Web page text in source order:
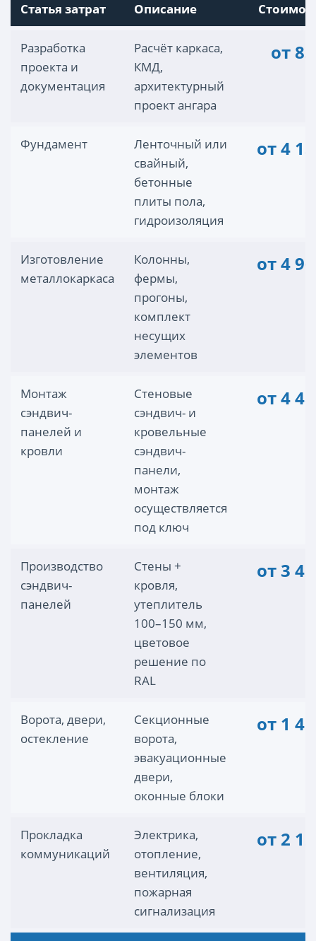
Статья затрат Описание
Разработка
проекта и
документация
Расчёт каркаса,
КМД,
архитектурный
проект ангара
от
Фундамент
Ленточный или
свайный,
бетонные
плиты пола,
гидроизоляция
от 4
Изготовление
металлокаркаса
Колонны,
фермы,
прогоны,
комплект
несущих
элементов
от 4
Монтаж
сэндвич-
панелей и
кровли
Стеновые
сэндвич- и
кровельные
сэндвич-
панели,
монтаж
осуществляется
под ключ
от 4
Производство
сэндвич-
панелей
Стены +
кровля,
утеплитель
100–150 мм,
цветовое
решение по
RAL
от 3
Ворота, двери,
остекление
Секционные
ворота,
эвакуационные
двери,
оконные блоки
от 1
Прокладка
коммуникаций
Электрика,
отопление,
вентиляция,
пожарная
сигнализация
от 2